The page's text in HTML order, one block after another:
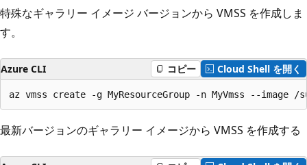
特殊なギャラリー イメージ バージョンから VMSS を作成しま
す。
Azure CLI コピー Cloud Shell を開く
az vmss create -g MyResourceGroup -n MyVmss --
最新バージョンのギャラリー イメージから VMSS を作成する